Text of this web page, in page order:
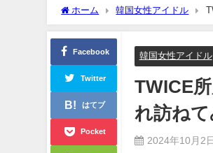
ホーム 韓国女性アイドル
Facebook
Twitter
はてブ
Pocket
韓国女性アイドル
TWICE
れ訪ねて
2024年10月2日